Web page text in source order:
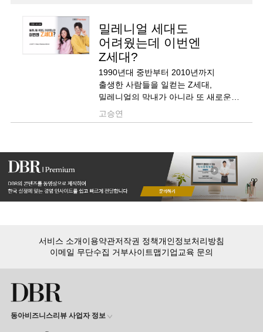
밀레니얼 세대도
어려웠는데 이번엔
Z세대?
1990년대 중반부터 2010년까지
출생한 사람들을 일컫는 Z세대,
밀레니얼의 막내가 아니라 또 새로운
세대로 인식하고 접근해야 합니다.
밀레니얼보다 오프라인 매장을
가치관과 충돌하면 가차없이 버리는
세대입니다. 올드한 브랜드라도 그들의
가치관에 맞춰 진정성을 보이면 부활할
수 ..
고승연
서비스 소개이용약관저작권 정책개인정보처리방침
이메일 무단수집 거부사이트맵기업교육 문의
동아비즈니스리뷰 사업자 정보